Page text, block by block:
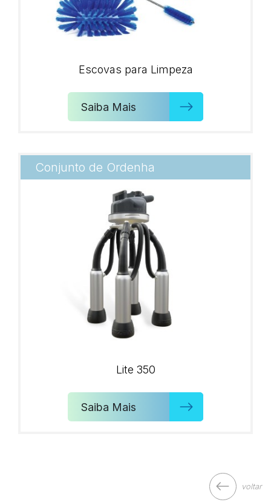
Escovas para Limpeza
Saiba Mais
Conjunto de Ordenha
Lite 350
Saiba Mais
voltar